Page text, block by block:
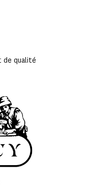
de qualité